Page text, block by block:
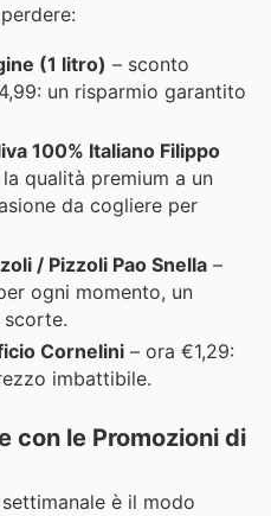
(1 litro) – sconto
un risparmio garantito
100% Italiano Filippo
qualità premium a un
da cogliere per
/ Pizzoli Pao Snella –
ogni momento, un
Cornelini – ora €1,29:
imbattibile.
con le Promozioni di
è il modo